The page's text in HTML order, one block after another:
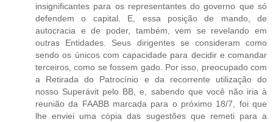
insignificantes para os representantes do governo que só
defendem o capital. E, essa posição de mando, de
autocracia e de poder, também, vem se revelando em
outras Entidades. Seus dirigentes se consideram como
sendo os únicos com capacidade para decidir e comandar
terceiros, como se fossem gado. Por isso, preocupado com
a Retirada do Patrocínio e da recorrente utilização do
nosso Superávit pelo BB, e, sabendo que você não iria à
reunião da FAABB marcada para o próximo 18/7, foi que
lhe enviei uma cópia das sugestões que remeti para a